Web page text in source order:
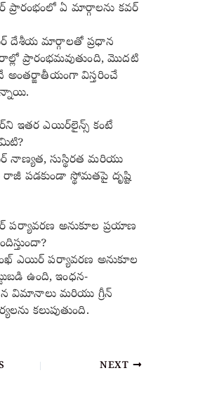
ప్రారంభంలో ఏ మార్గాలను కవర్
దేశీయ మార్గాలతో ప్రధాన
ప్రారంభమవుతుంది, మొదటి
అంతర్జాతీయంగా విస్తరించే
ఇతర ఎయిర్‌లైన్స్ కంటే
నాణ్యత, సుస్థిరత మరియు
పడకుండా స్థోమతపై దృష్టి
పర్యావరణ అనుకూల ప్రయాణ
ఎయిర్ పర్యావరణ అనుకూల
ఉంది, ఇంధన-
విమానాలు మరియు గ్రీన్
కలుపుతుంది.
NEXT